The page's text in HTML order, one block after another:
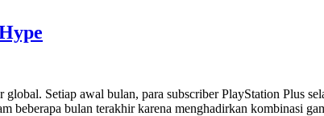
Setiap awal bulan, para subscriber PlayStation Plus
beberapa bulan terakhir karena menghadirkan kombinasi